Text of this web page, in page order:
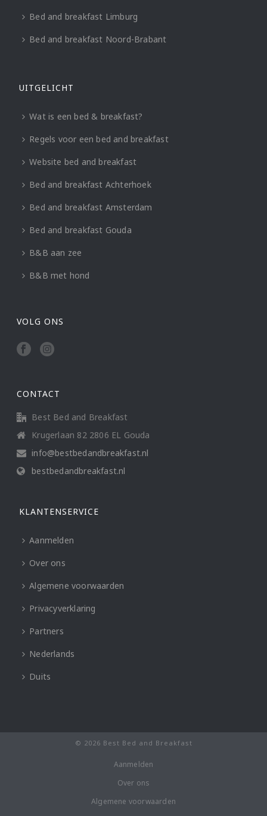
Bed and breakfast Limburg
Bed and breakfast Noord-Brabant
UITGELICHT
Wat is een bed & breakfast?
Regels voor een bed and breakfast
Website bed and breakfast
Bed and breakfast Achterhoek
Bed and breakfast Amsterdam
Bed and breakfast Gouda
B&B aan zee
B&B met hond
VOLG ONS
CONTACT
Best Bed and Breakfast
Krugerlaan 82 2806 EL Gouda
info@bestbedandbreakfast.nl
bestbedandbreakfast.nl
KLANTENSERVICE
Aanmelden
Over ons
Algemene voorwaarden
Privacyverklaring
Partners
Nederlands
Duits
© 2026 Best Bed and Breakfast
Aanmelden
Over ons
Algemene voorwaarden